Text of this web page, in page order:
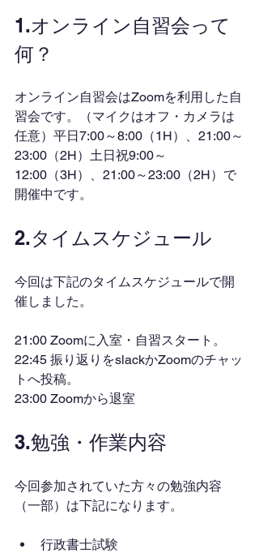
1.オンライン自習会って
何？
オンライン自習会はZoomを利用した自
習会です。（マイクはオフ・カメラは
任意）平日7:00～8:00（1H）、21:00～
23:00（2H）土日祝9:00～
12:00（3H）、21:00～23:00（2H）で
開催中です。
2.タイムスケジュール
今回は下記のタイムスケジュールで開
催しました。
21:00 Zoomに入室・自習スタート。
22:45 振り返りをslackかZoomのチャッ
トへ投稿。
23:00 Zoomから退室
3.勉強・作業内容
今回参加されていた方々の勉強内容
（一部）は下記になります。
行政書士試験